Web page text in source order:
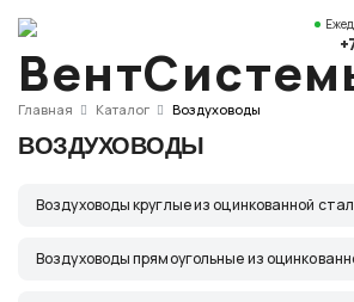
Услуги и цены
Каталог товаров
Главная Каталог Воздуховоды
ВОЗДУХОВОДЫ
Воздуховоды круглые из оцинкованной
Воздуховоды прямоугольные из